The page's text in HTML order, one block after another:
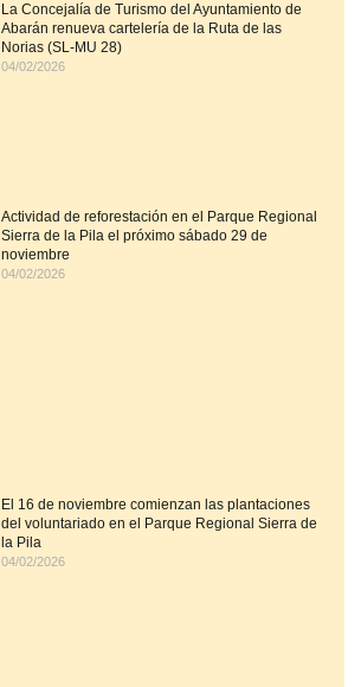
La Concejalía de Turismo del Ayuntamiento de
Abarán renueva cartelería de la Ruta de las
Norias (SL-MU 28)
04/02/2026
Actividad de reforestación en el Parque Regional
Sierra de la Pila el próximo sábado 29 de
noviembre
04/02/2026
El 16 de noviembre comienzan las plantaciones
del voluntariado en el Parque Regional Sierra de
la Pila
04/02/2026